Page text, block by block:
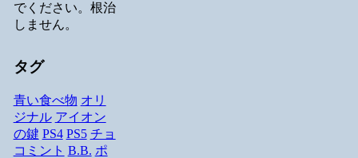
でください。根治
しません。
タグ
青い食べ物 オリ
ジナル アイオン
の鍵 PS4 PS5 チョ
コミント B.B. ポ